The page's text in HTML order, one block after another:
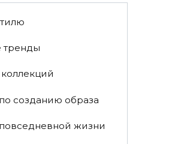
созданию образа
жизни